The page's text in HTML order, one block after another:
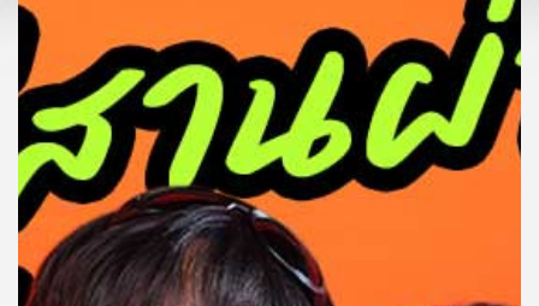
ลิ
สต์
แนะนำ
เพล
ย์
ลิ
สต์
ของ
คุณ